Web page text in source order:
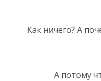
Как ничего? А
А потому